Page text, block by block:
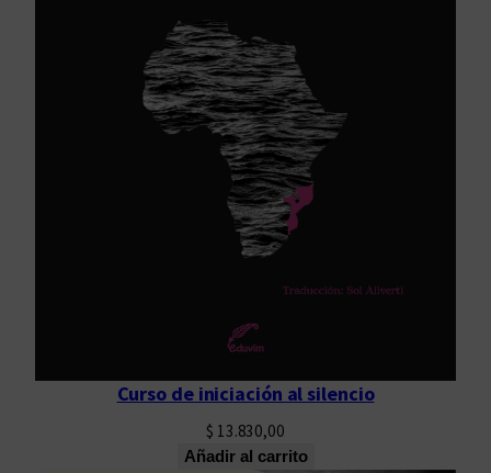
Curso de iniciación al silencio
$ 13.830,00
Añadir al carrito